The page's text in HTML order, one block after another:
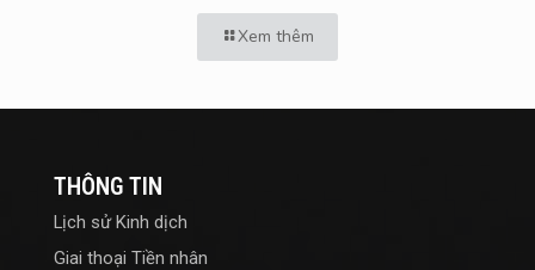
Xem thêm
THÔNG TIN
Lịch sử Kinh dịch
Giai thoại Tiền nhân